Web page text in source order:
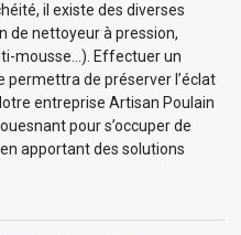
il existe des diverses
de nettoyeur à pression,
mousse…). Effectuer un
de préserver l’éclat
entreprise Artisan Poulain
pour s’occuper de
apportant des solutions